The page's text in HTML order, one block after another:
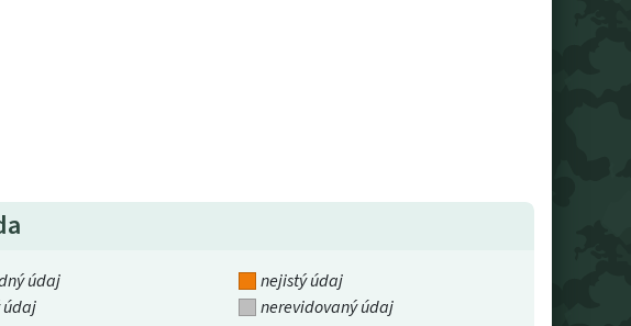
údaj
nejistý údaj
údaj
nerevidovaný údaj